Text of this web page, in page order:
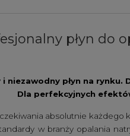
płyn do
i niezawodny płyn na
Dla perfekcyjnych
absolutnie każdego
w branży opalania